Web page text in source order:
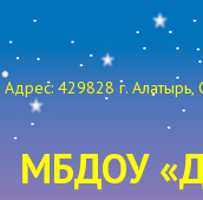
Адрес: 429828 г. Алатырь,
МБДОУ